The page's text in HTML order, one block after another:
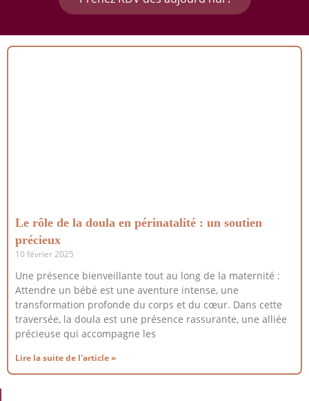
Le rôle de la doula en périnatalité : un soutien
précieux
10 février 2025
Une présence bienveillante tout au long de la maternité :
Attendre un bébé est une aventure intense, une
transformation profonde du corps et du cœur. Dans cette
traversée, la doula est une présence rassurante, une alliée
précieuse qui accompagne les
Lire la suite de l'article »